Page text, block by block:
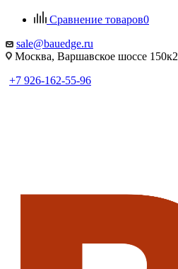
Сравнение товаров0
sale@bauedge.ru
Москва, Варшавское шоссе 150к2
+7 926-162-55-96